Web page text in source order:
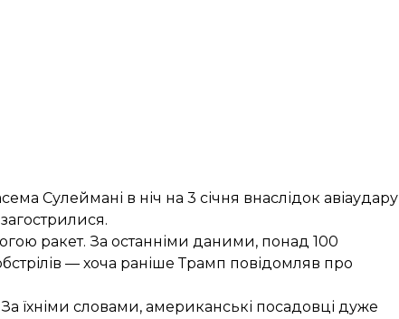
Сулеймані в ніч на 3 січня внаслідок авіаудару
ракет. За останніми даними, понад 100
— хоча раніше Трамп повідомляв про
їхніми словами, американські посадовці дуже